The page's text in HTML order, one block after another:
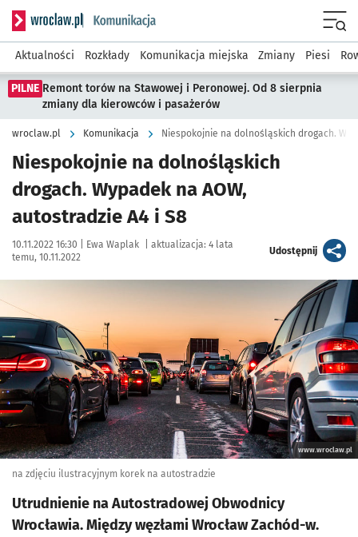
Serwis informacyjny wroclaw.pl podserwis: Komunikacja
Aktualności Rozkłady Komunikacja miejska Zmiany Piesi
PILNE Remont torów na Stawowej i Peronowej. Od 8 sierpnia
zmiany dla kierowców i pasażerów
wroclaw.pl Komunikacja Niespokojnie na dolnośląskich drogach.
Niespokojnie na dolnośląskich
drogach. Wypadek na AOW,
autostradzie A4 i S8
Data publikacji:
10.11.2022 16:30 | Autor:
Ewa Waplak aktualizacja: 4 lata
temu, 10.11.2022
Udostępnijartykuł
Kliknij, aby powiększyć
www.wroclaw.pl
na zdjęciu ilustracyjnym korek na autostradzie
Utrudnienie na Autostradowej Obwodnicy
Wrocławia. Między węzłami Wrocław Zachód-w.